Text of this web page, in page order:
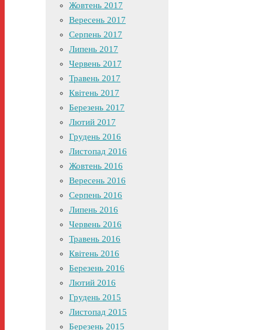
Жовтень 2017
Вересень 2017
Серпень 2017
Липень 2017
Червень 2017
Травень 2017
Квітень 2017
Березень 2017
Лютий 2017
Грудень 2016
Листопад 2016
Жовтень 2016
Вересень 2016
Серпень 2016
Липень 2016
Червень 2016
Травень 2016
Квітень 2016
Березень 2016
Лютий 2016
Грудень 2015
Листопад 2015
Березень 2015